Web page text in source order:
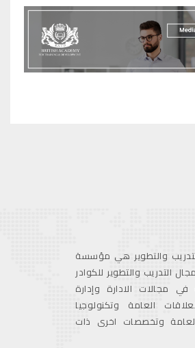
للتدريب والتطوير هي مؤسسة
التدريب والتطوير للكوادر
في مجالات الادارة وإدارة
العامة وتكنولوجيا
وتخصصات اخرى ذات